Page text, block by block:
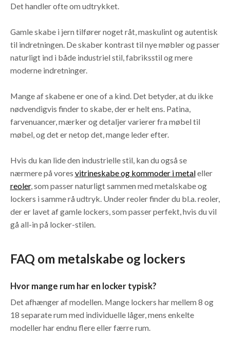
Det handler ofte om udtrykket.
Gamle skabe i jern tilfører noget råt, maskulint og autentisk
til indretningen. De skaber kontrast til nye møbler og passer
naturligt ind i både industriel stil, fabriksstil og mere
moderne indretninger.
Mange af skabene er one of a kind. Det betyder, at du ikke
nødvendigvis finder to skabe, der er helt ens. Patina,
farvenuancer, mærker og detaljer varierer fra møbel til
møbel, og det er netop det, mange leder efter.
Hvis du kan lide den industrielle stil, kan du også se
nærmere på vores vitrineskabe og kommoder i metaleller
reoler, som passer naturligt sammen med metalskabe og
lockers i samme rå udtryk. Under reoler finder du bl.a. reoler,
der er lavet af gamle lockers, som passer perfekt, hvis du vil
gå all-in på locker-stilen.
FAQ om metalskabe og lockers
Hvor mange rum har en locker typisk?
Det afhænger af modellen. Mange lockers har mellem 8 og
18 separate rum med individuelle låger, mens enkelte
modeller har endnu flere eller færre rum.